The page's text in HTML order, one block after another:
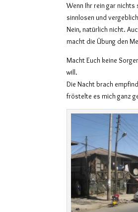
Wenn Ihr rein gar
sinnlosen und
Nein, natürlich nicht.
macht die Übung den
Macht Euch keine
will.
Die Nacht brach
fröstelte es mich ganz